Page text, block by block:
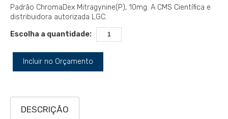
Padrão ChromaDex Mitragynine(P), 10mg. A CMS Científica e
distribuidora autorizada LGC.
Escolha a quantidade:
Incluir no Orçamento
DESCRIÇÃO